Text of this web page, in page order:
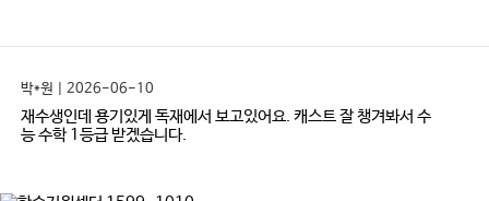
박*원 | 2026-06-10
재수생인데 용기있게 독재에서 보고있어요. 캐스트 잘 챙겨봐서 수
능 수학 1등급 받겠습니다.